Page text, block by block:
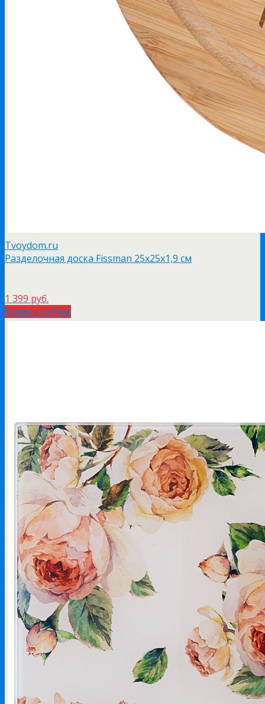
Tvoydom.ru
Разделочная доска Fissman 25х25х1,9 см
1 399 руб.
Купить сейчас